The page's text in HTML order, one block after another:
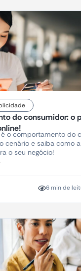
do consumidor: o
o comportamento do
cenário e saiba como
o seu negócio!
6 min de